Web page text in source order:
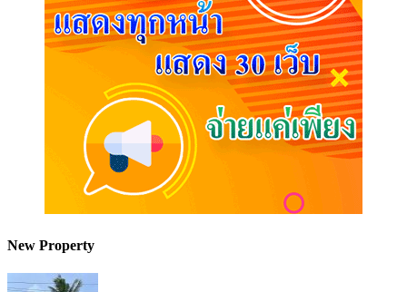
New Property